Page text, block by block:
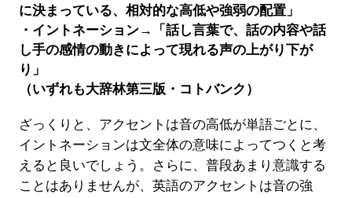
に決まっている、相対的な高低や強弱の配置」
・イントネーション→「話し言葉で、話の内容や話
し手の感情の動きによって現れる声の上がり下が
り」
（いずれも大辞林第三版・コトバンク）
ざっくりと、アクセントは音の高低が単語ごとに、
イントネーションは文全体の意味によってつくと考
えると良いでしょう。さらに、普段あまり意識する
ことはありませんが、英語のアクセントは音の強